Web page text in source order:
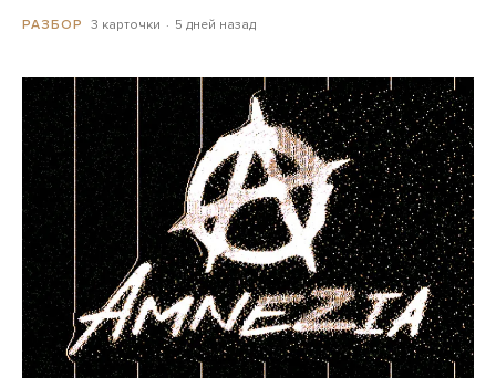
РАЗБОР 3 карточки 5 дней назад